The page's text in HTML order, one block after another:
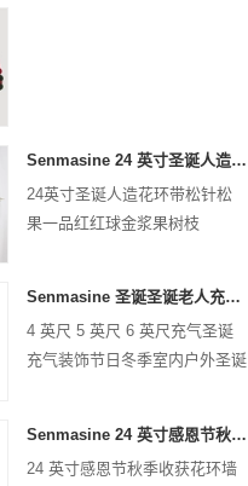
Senmasine 24 英寸圣诞人造花环带松针松果一品红红球金浆果树枝
24英寸圣诞人造花环带松针松
果一品红红球金浆果树枝
Senmasine 圣诞圣诞老人充气充气圣诞充气装饰节日冬季室内户外
4 英尺 5 英尺 6 英尺充气圣诞
充气装饰节日冬季室内户外圣诞
Senmasine 24 英寸感恩节秋收花环带 Hel​​lo 标志秋收叶子向日葵南瓜图案蝴蝶结
24 英寸感恩节秋季收获花环墙